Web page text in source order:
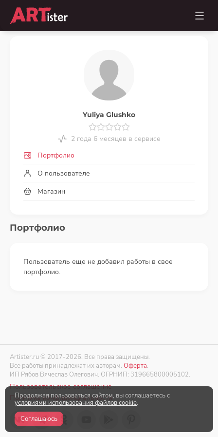
Yuliya Glushko
2 года 6 месяцев в сервисе
Портфолио
О пользователе
Магазин
Портфолио
Пользователь еще не добавил работы в свое
портфолио.
Artister.ru © 2017-2026. Все права защищены.
Все работы принадлежат их авторам. Оферта.
ИП Рябов Вячеслав Олегович. ОГРНИП: 319665800005102.
Пользовательское соглашение
Политика конфиденциальности
Продолжая пользоваться сайтом, вы соглашаетесь с
условиями использования файлов cookie.
Соглашаюсь